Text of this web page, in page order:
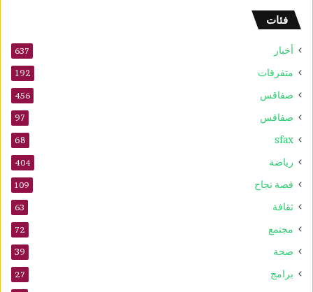
فئات
أخبار 637
متفرقات 192
صفاقس 456
صفاقس 97
sfax
68
رياضة 404
قصة نجاح 109
ثقافة 63
مجتمع 72
صحة 39
برامج 27